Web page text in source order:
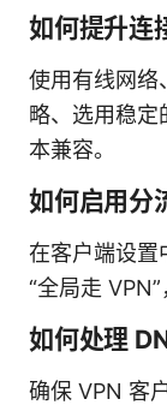
如何提升连
使用有线网络
略、选用稳定
本兼容。
如何启用分
在客户端设置
“全局走
如何处理
确保 VPN 客